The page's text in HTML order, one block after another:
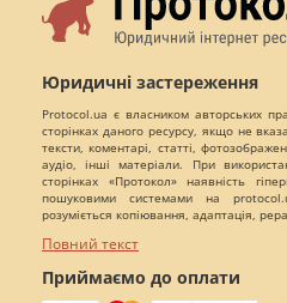
Юридичні застереження
Protocol.ua є власником авторських
сторінках даного ресурсу, якщо не
тексти, коментарі, статті,
аудіо, інші матеріали. При
сторінках «Протокол» наявність
пошуковими системами на
розуміється копіювання, адаптація,
Повний текст
Приймаємо до оплати